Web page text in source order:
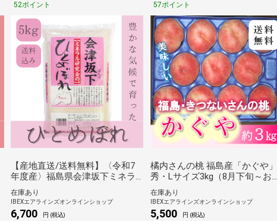
52ポイント 57ポイント
【産地直送/送料無料】〈令和7
年度産〉福島県会津坂下ミネラ
ル研究会のひとめぼれ（5kg）
在庫あり
IBEXエアラインズオンラインショップ
6,700 円 (税込)
橘内さんの桃 福島産「かぐや」
秀・Lサイズ3kg（8月下旬～お届
け）【産地直送/送料無料】
在庫あり
IBEXエアラインズオンラインショップ
5,500 円 (税込)